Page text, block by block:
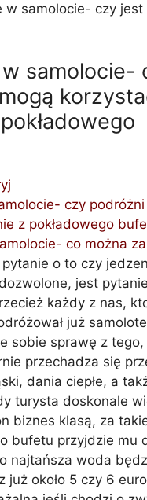
w samolocie- czy jest
samolocie-
czy podróżni
z pokładowego
co można
o to czy
jest
każdy z nas,
już
sobie sprawę z tego,
przechadza się
dania ciepłe, a
turysta doskonale
biznes klasą, za
bufetu przyjdzie mu
najtańsza woda
już około 5 czy 6